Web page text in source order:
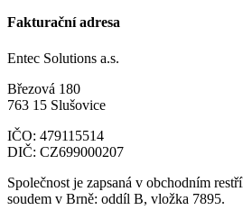
Fakturační adresa
Entec Solutions a.s.
Březová 180
763 15 Slušovice
IČO: 479115514
DIČ: CZ699000207
Společnost je zapsaná v obchodním
soudem v Brně: oddíl B, vložka 7895.